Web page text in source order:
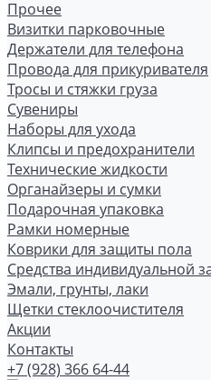
Прочее
Визитки парковочные
Держатели для телефона
Провода для прикуривателя
Тросы и стяжки груза
Сувениры
Наборы для ухода
Клипсы и предохранители
Технические жидкости
Органайзеры и сумки
Подарочная упаковка
Рамки номерные
Коврики для защиты пола
Средства индивидуальной
Эмали, грунты, лаки
Щетки стеклоочистителя
Акции
Контакты
+7 (928) 366 64-44